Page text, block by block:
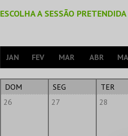
ESCOLHA A SESSÃO PRETENDIDA
JAN FEV MAR ABR
DOM SEG TER
26
27 28